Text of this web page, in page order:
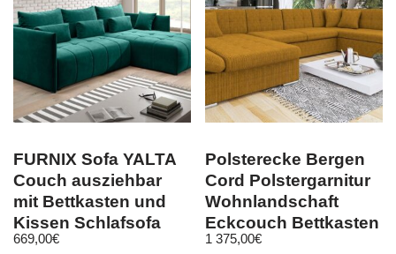
FURNIX Sofa YALTA
Couch ausziehbar
mit Bettkasten und
Kissen Schlafsofa
MH 37
669,00€
Polsterecke Bergen
Cord Polstergarnitur
Wohnlandschaft
Eckcouch Bettkasten
Ecksofa
1 375,00€